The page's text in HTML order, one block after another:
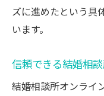
ズに進めたという具
います。
信頼できる結婚相
結婚相談所オンライ